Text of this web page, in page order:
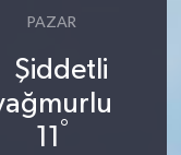
PAZAR
11 °